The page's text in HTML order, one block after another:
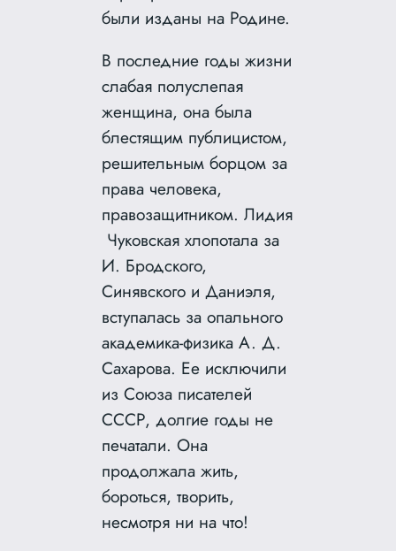
были изданы на Родине.
В последние годы жизни
слабая полуслепая
женщина, она была
блестящим публицистом,
решительным борцом за
права человека,
правозащитником. Лидия
Чуковская хлопотала за
И. Бродского,
Синявского и Даниэля,
вступалась за опального
академика-физика А. Д.
Сахарова. Ее исключили
из Союза писателей
СССР, долгие годы не
печатали. Она
продолжала жить,
бороться, творить,
несмотря ни на что!